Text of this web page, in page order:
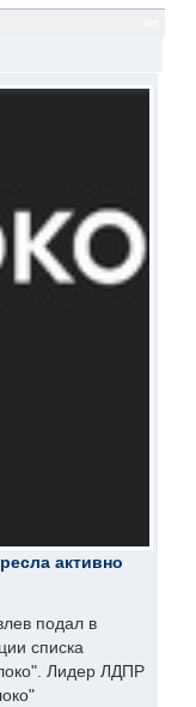
активно
подал в
списка
Лидер ЛДПР